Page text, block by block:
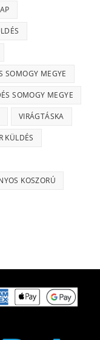
SOMOGY MEGYE
SOMOGY MEGYE
VIRÁGTÁSKA
KÜLDÉS
KOSZORÚ